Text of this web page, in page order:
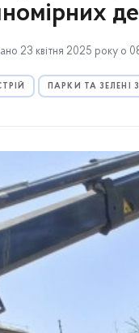
23 квітня 2025 року о
ПАРКИ ТА ЗЕЛЕНІ